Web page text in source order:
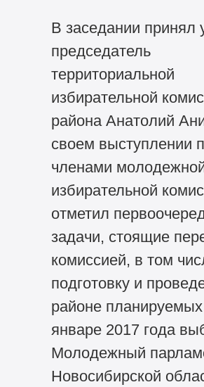
В заседании принял
председатель
территориальной
избирательной
района Анатолий
своем выступлении
членами
избирательной
отметил
задачи, стоящие
комиссией, в том
подготовку и
районе
январе 2017 года
Молодежный
Новосибирской